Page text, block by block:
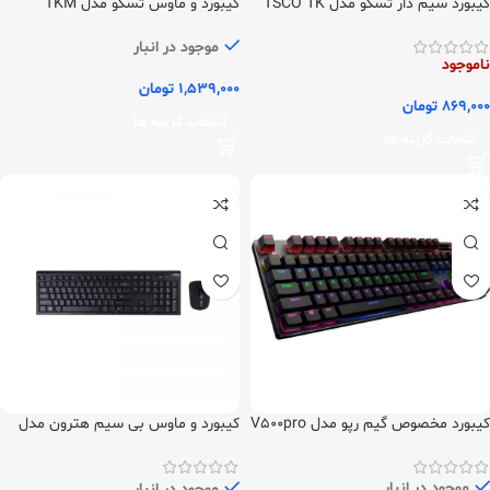
ناموجود
869,000 تومان
موجود در انبار
1,539,000 تومان
کیبورد مخصوص گیم رپو مدل V500pro
کیبورد و ماوس بی سیم هترون مدل